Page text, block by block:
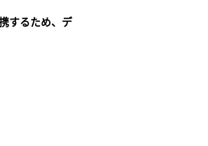
するため、デ